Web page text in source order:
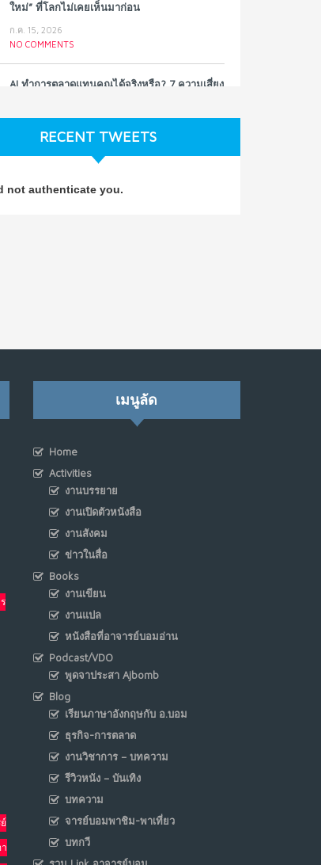
ใหม่” ที่โลกไม่เคยเห็นมาก่อน
ก.ค. 15, 2026
NO COMMENTS
AI ทำการตลาดแทนคุณได้จริงหรือ? 7 ความเสี่ยง
NO COMMENTS
จาก Dan Koe ในแบบอาจารย์บอม
เมื่อรัฐบาลเริ่มคิดแบบแพลตฟอร์ม : AI กำลัง
เปลี่ยนรัฐราชการไปตลอดกาล
พ.ค. 28, 2026
NO COMMENTS
เมื่อโลกออนไลน์ กลายเป็น“ศาลเตี้ย”
พ.ค. 4, 2026
NO COMMENTS
NO COMMENTS
อินโดนีเซีย กับเกมอำนาจที่มองไม่เห็น
NO COMMENTS
RECENT TWEETS
not authenticate you.
า
เมนูลัด
Home
Activities
งานบรรยาย
งานเปิดตัวหนังสือ
งานสังคม
ข่าวในสื่อ
Books
งานเขียน
งานแปล
หนังสือที่อาจารย์บอมอ่าน
Podcast/VDO
พูดจาประสา Ajbomb
Blog
เรียนภาษาอังกฤษกับ อ.บอม
ธุรกิจ-การตลาด
งานวิชาการ – บทความ
รีวิวหนัง – บันเทิง
บทความ
จารย์บอมพาชิม-พาเที่ยว
บทกวี